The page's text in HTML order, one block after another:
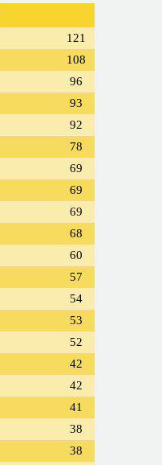
121
108
96
93
92
78
69
69
69
68
60
57
54
53
52
42
42
41
38
38